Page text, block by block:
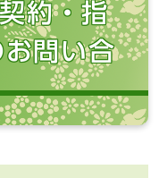
約・指
問い合